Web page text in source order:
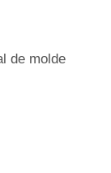
de molde